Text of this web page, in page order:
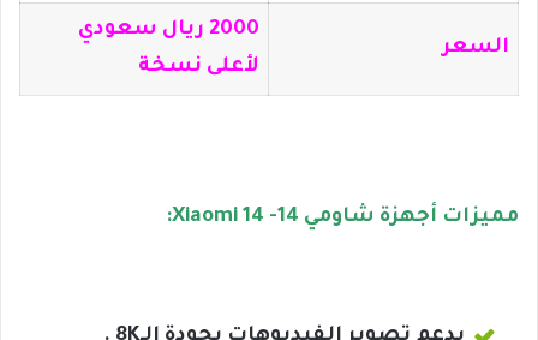
السعر
2000 ريال سعودي
لأعلى نسخة
مميزات أجهزة شاومي 14- Xiaomi 14: